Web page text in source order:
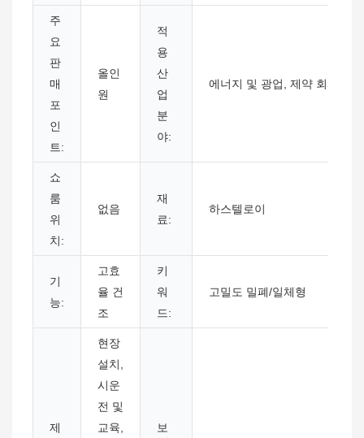
주
요
판
매
포
인
트:
올인
원
적
용
산
업
분
야:
에너지 및 광업, 제약 회사
쇼
룸
위
치:
없음
재
료:
하스텔로이
기
능:
고효
율 건
조
키
워
드:
고밀도 밀폐/일체형
제
현장
설치,
시운
전 및
교육,
보